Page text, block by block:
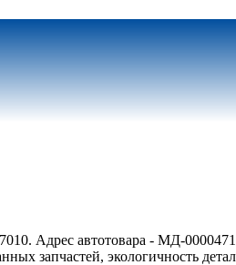
Адрес автотовара - МД-
запчастей, экологичность